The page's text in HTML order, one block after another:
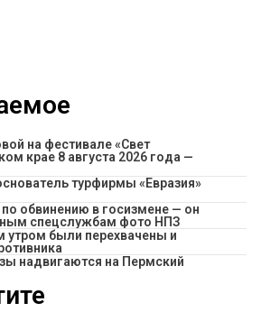
на фестивале «Свет
крае 8 августа 2026 года —
турфирмы «Евразия»
обвинению в госизмене — он
спецслужбам фото НПЗ
утром были перехвачены и
надвигаются на Пермский